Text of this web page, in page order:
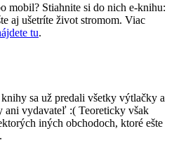
mobil? Stiahnite si do nich e-knihu:
aj ušetríte život stromom. Viac
tu.
sa už predali všetky výtlačky a
ani vydavateľ :( Teoreticky však
iných obchodoch, ktoré ešte